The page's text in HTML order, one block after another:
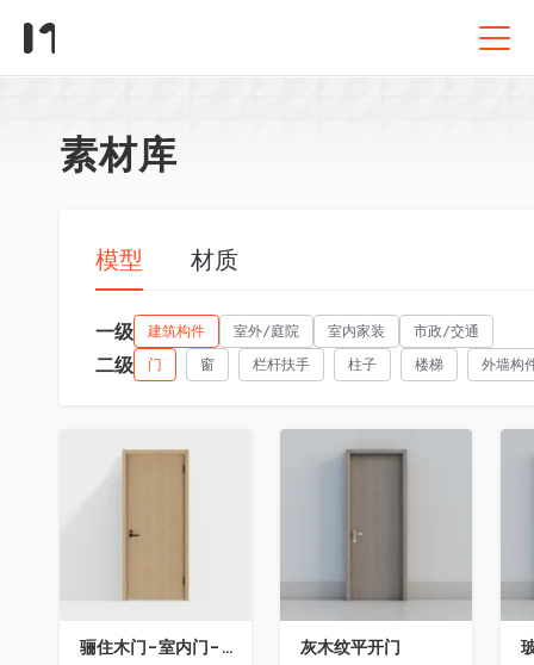
素材库
模型 材质
一级 建筑构件 室外/庭院 室内家装 市政/交通
二级 门 窗 栏杆扶手 柱子 楼梯 外墙构
收藏
骊住木门-室内门-单开门-BFA-PP麦芽黄色
收藏
灰木纹平开门